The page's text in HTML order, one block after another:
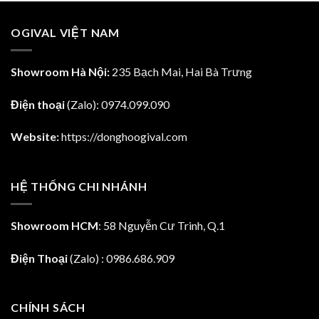
10,485,900.00₫.
OGIVAL VIỆT NAM
Showroom Hà Nội: 235 Bạch Mai, Hai Bà Trưng
Điện thoại(Zalo): 0974.099.090
Website:https://donghoogival.com
HỆ THỐNG CHI NHÁNH
Showroom HCM: 58 Nguyễn Cư Trinh, Q.1
Điện Thoại(Zalo) : 0986.686.909
CHÍNH SÁCH